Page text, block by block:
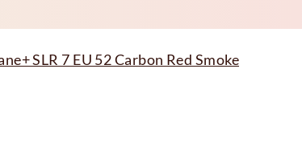
SLR 7 EU 52 Carbon Red Smoke